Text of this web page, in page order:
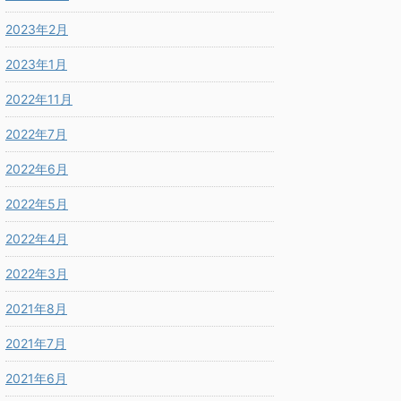
2023年2月
2023年1月
2022年11月
2022年7月
2022年6月
2022年5月
2022年4月
2022年3月
2021年8月
2021年7月
2021年6月